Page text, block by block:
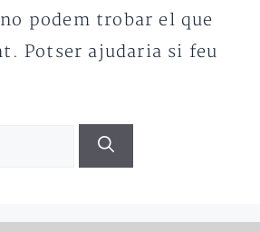
podem trobar el que
Potser ajudaria si feu